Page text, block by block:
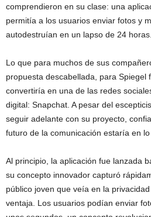
comprendieron en su clase: una
permitía a los usuarios enviar fotos y
autodestruían en un lapso de 24 horas.
Lo que para muchos de sus
propuesta descabellada, para Spiegel
convertiría en una de las redes
digital: Snapchat. A pesar del
seguir adelante con su proyecto,
futuro de la comunicación estaría en
Al principio, la aplicación fue lanzada
su concepto innovador capturó
público joven que veía en la
ventaja. Los usuarios podían enviar